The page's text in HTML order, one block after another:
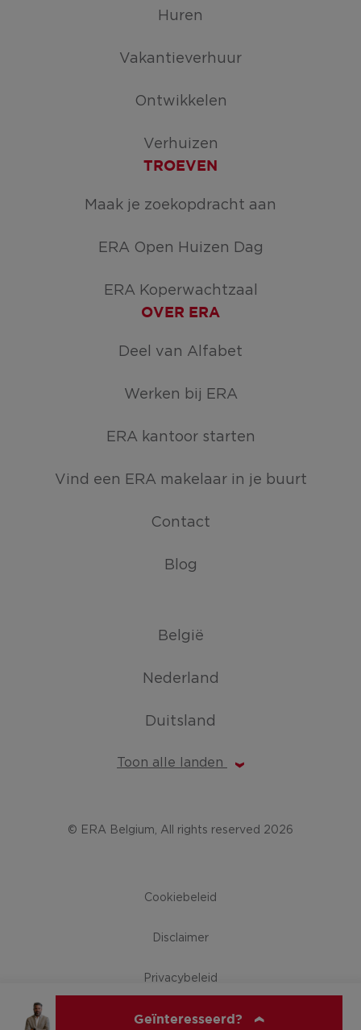
Geïnteresseerd?
Huren
Vakantieverhuur
Ontwikkelen
Verhuizen
TROEVEN
Maak je zoekopdracht aan
ERA Open Huizen Dag
ERA Koperwachtzaal
OVER ERA
Deel van Alfabet
Werken bij ERA
ERA kantoor starten
Vind een ERA makelaar in je buurt
Contact
Blog
België
Nederland
Duitsland
Toon alle landen
© ERA Belgium, All rights reserved 2026
Cookiebeleid
Disclaimer
Privacybeleid